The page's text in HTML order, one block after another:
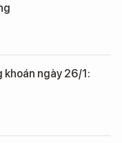
khoán ngày 26/1: